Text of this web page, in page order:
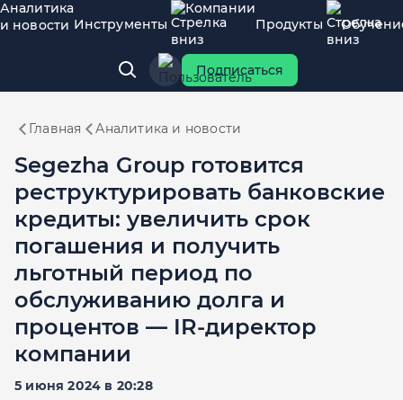
Аналитика
и новости Инструменты
Компании
Продукты
Подписаться
Главная Аналитика и новости
Segezha Group готовится
реструктурировать банковские
кредиты: увеличить срок
погашения и получить
льготный период по
обслуживанию долга и
процентов — IR-директор
компании
5 июня 2024 в 20:28